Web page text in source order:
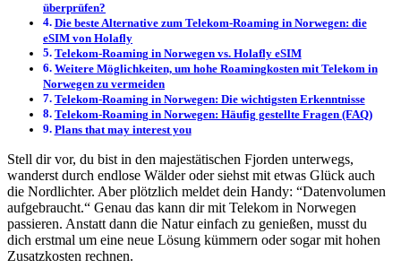
überprüfen?
Die beste Alternative zum Telekom-Roaming in Norwegen: die
eSIM von Holafly
Telekom-Roaming in Norwegen vs. Holafly eSIM
Weitere Möglichkeiten, um hohe Roamingkosten mit Telekom in
Norwegen zu vermeiden
Telekom-Roaming in Norwegen: Die wichtigsten Erkenntnisse
Telekom-Roaming in Norwegen: Häufig gestellte Fragen (FAQ)
Plans that may interest you
Stell dir vor, du bist in den majestätischen Fjorden unterwegs,
wanderst durch endlose Wälder oder siehst mit etwas Glück auch
die Nordlichter. Aber plötzlich meldet dein Handy: “Datenvolumen
aufgebraucht.“ Genau das kann dir mit Telekom in Norwegen
passieren. Anstatt dann die Natur einfach zu genießen, musst du
dich erstmal um eine neue Lösung kümmern oder sogar mit hohen
Zusatzkosten rechnen.